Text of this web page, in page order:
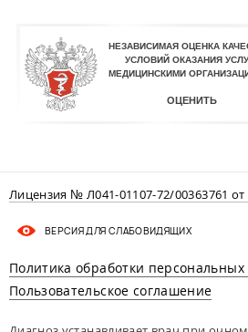
Лицензия № Л041-01107-72/00363761 от
ВЕРСИЯ ДЛЯ СЛАБОВИДЯЩИХ
Политика обработки
Пользовательское соглашение